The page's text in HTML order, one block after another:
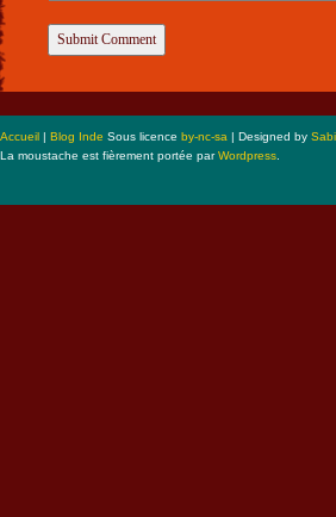
Accueil | Blog Inde Sous licence by-nc-sa | Designed by
La moustache est fièrement portée parWordpress